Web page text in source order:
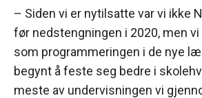
– Siden vi er nytilsatte var vi ikke
før nedstengningen i 2020, men
som programmeringen i de nye
begynt å feste seg bedre i
meste av undervisningen vi